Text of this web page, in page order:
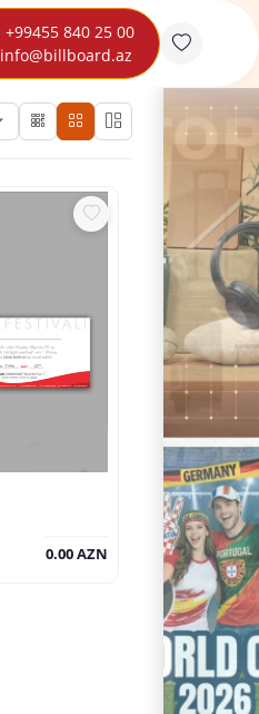
+99455 840 25 00
info@billboard.az
0.00 AZN